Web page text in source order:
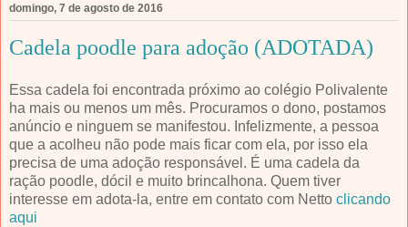
domingo, 7 de agosto de 2016
Cadela poodle para adoção (ADOTADA)
Essa cadela foi encontrada próximo ao colégio Polivalente
ha mais ou menos um mês. Procuramos o dono, postamos
anúncio e ninguem se manifestou. Infelizmente, a pessoa
que a acolheu não pode mais ficar com ela, por isso ela
precisa de uma adoção responsável. É uma cadela da
ração poodle, dócil e muito brincalhona. Quem tiver
interesse em adota-la, entre em contato com Netto clicando
aqui